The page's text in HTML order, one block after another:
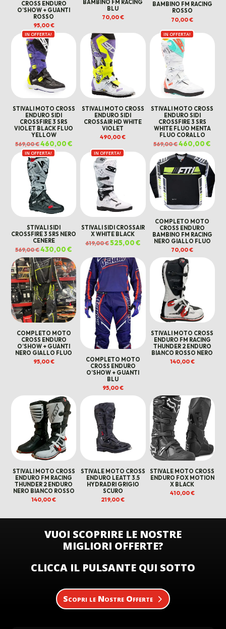
CROSS ENDURO
O’SHOW + GUANTI
ROSSO
95,00€
BAMBINO FM RACING
BLU
70,00€
BAMBINO FM RACING
ROSSO
70,00€
IN OFFERTA!
STIVALI MOTO CROSS
ENDURO SIDI
CROSSFIRE 3 SRS
VIOLET BLACK FLUO
YELLOW
569,00€Il
prezzo
originale
era:
569,00 €.
460,00€Il
prezzo
attuale
è:
460,00 €.
STIVALI MOTO CROSS
ENDURO SIDI
CROSSAIR HD WHITE
VIOLET
490,00€
IN OFFERTA!
STIVALI MOTO CROSS
ENDURO SIDI
CROSSFIRE 3 SRS
WHITE FLUO MENTA
FLUO CORALLO
569,00€Il
prezzo
originale
era:
569,00 €.
460,00€
è:
IN OFFERTA!
STIVALI SIDI
CROSSFIRE 3 SRS NERO
CENERE
569,00€Il
prezzo
originale
era:
569,00 €.
430,00€
attuale
è:
430,00 €.
IN OFFERTA!
STIVALI SIDI CROSSAIR
X WHITE BLACK
619,00€ Il
prezzo
era:
619,00 €.
525,00€Il
prezzo
525,00 €.
COMPLETO MOTO
CROSS ENDURO
BAMBINO FM RACING
NERO GIALLO FLUO
70,00€
COMPLETO MOTO
CROSS ENDURO
O’SHOW + GUANTI
NERO GIALLO FLUO
95,00€
COMPLETO MOTO
CROSS ENDURO
O’SHOW + GUANTI
BLU
95,00€
STIVALI MOTO CROSS
ENDURO FM RACING
THUNDER 2 ENDURO
BIANCO ROSSO NERO
140,00€
STIVALI MOTO CROSS
ENDURO FM RACING
THUNDER 2 ENDURO
NERO BIANCO ROSSO
140,00€
STIVALE MOTO CROSS
ENDURO LEATT 3.5
HYDRADRI GRIGIO
SCURO
219,00€
STIVALE MOTO CROSS
ENDURO FOX MOTION
X BLACK
410,00€
VUOI SCOPRIRE LE NOSTRE
MIGLIORI OFFERTE?
CLICCA IL PULSANTE QUI SOTTO
Scopri le Nostre Offerte